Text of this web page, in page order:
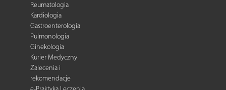
Reumatologia
Kardiologia
Gastroenterologia
Pulmonologia
Ginekologia
Kurier Medyczny
Zalecenia i
rekomendacje